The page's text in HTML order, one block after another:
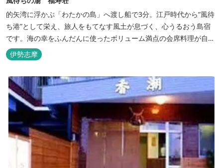
的矢湾に浮かぶ「わたかの島」へ渡し船で3分。江戸時代から“風待
ち港”として栄え、旅人をもてなす風土が息づく、心うるおう島宿
です。海の幸をふんだんに使ったボリューム満点の会席料理が自
慢。肌にやさしい天然の療養泉が満喫できるお風呂は、伊勢志摩最
大級の庭園露天風呂です。
伊勢志摩